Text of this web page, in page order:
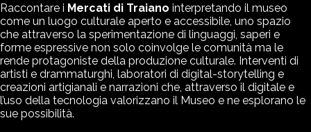
Raccontare i Mercati di Traiano interpretando il museo
come un luogo culturale aperto e accessibile, uno spazio
che attraverso la sperimentazione di linguaggi, saperi e
forme espressive non solo coinvolge le comunità ma le
rende protagoniste della produzione culturale. Interventi di
artisti e drammaturghi, laboratori di digital-storytelling e
creazioni artigianali e narrazioni che, attraverso il digitale e
l’uso della tecnologia valorizzano il Museo e ne esplorano le
sue possibilità.